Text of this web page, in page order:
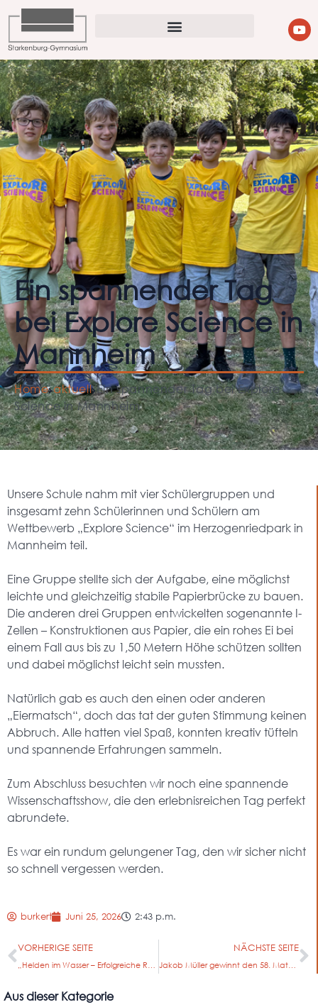
Ein spannender Tag
bei Explore Science in
Mannheim
Home aktuell Ein spannender Tag bei Explore
Science in Mannheim
Unsere Schule nahm mit vier Schülergruppen und
insgesamt zehn Schülerinnen und Schülern am
Wettbewerb „Explore Science“ im Herzogenriedpark in
Mannheim teil.
Eine Gruppe stellte sich der Aufgabe, eine möglichst
leichte und gleichzeitig stabile Papierbrücke zu bauen.
Die anderen drei Gruppen entwickelten sogenannte I-
Zellen – Konstruktionen aus Papier, die ein rohes Ei bei
einem Fall aus bis zu 1,50 Metern Höhe schützen sollten
und dabei möglichst leicht sein mussten.
Natürlich gab es auch den einen oder anderen
„Eiermatsch“, doch das tat der guten Stimmung keinen
Abbruch. Alle hatten viel Spaß, konnten kreativ tüfteln
und spannende Erfahrungen sammeln.
Zum Abschluss besuchten wir noch eine spannende
Wissenschaftsshow, die den erlebnisreichen Tag perfekt
abrundete.
Es war ein rundum gelungener Tag, den wir sicher nicht
so schnell vergessen werden.
burkert Juni 25, 2026 2:43 p.m.
VORHERIGE SEITE
„Helden im Wasser – Erfolgreiche Rettungsschwimmerausbildung in der Projektwoche
NÄCHSTE SEITE
Jakob Müller gewinnt den 58. Mathematikwettbewerb des Landes Hessen
Aus dieser Kategorie